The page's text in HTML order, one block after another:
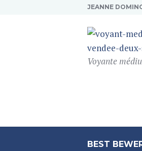
JEANNE
Voyante
BEST